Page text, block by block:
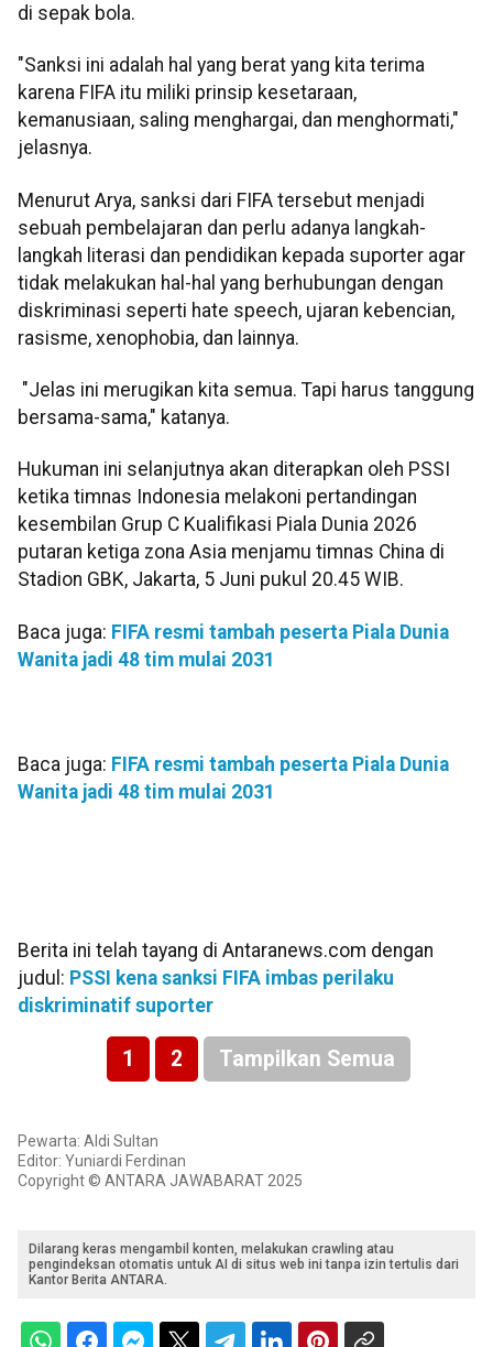
di sepak bola.
"Sanksi ini adalah hal yang berat yang kita terima
karena FIFA itu miliki prinsip kesetaraan,
kemanusiaan, saling menghargai, dan menghormati,"
jelasnya.
Menurut Arya, sanksi dari FIFA tersebut menjadi
sebuah pembelajaran dan perlu adanya langkah-
langkah literasi dan pendidikan kepada suporter agar
tidak melakukan hal-hal yang berhubungan dengan
diskriminasi seperti hate speech, ujaran kebencian,
rasisme, xenophobia, dan lainnya.
"Jelas ini merugikan kita semua. Tapi harus tanggung
bersama-sama," katanya.
Hukuman ini selanjutnya akan diterapkan oleh PSSI
ketika timnas Indonesia melakoni pertandingan
kesembilan Grup C Kualifikasi Piala Dunia 2026
putaran ketiga zona Asia menjamu timnas China di
Stadion GBK, Jakarta, 5 Juni pukul 20.45 WIB.
Baca juga: FIFA resmi tambah peserta Piala Dunia
Wanita jadi 48 tim mulai 2031
Baca juga: FIFA resmi tambah peserta Piala Dunia
Wanita jadi 48 tim mulai 2031
Berita ini telah tayang di Antaranews.com dengan
judul: PSSI kena sanksi FIFA imbas perilaku
diskriminatif suporter
1 2 Tampilkan Semua
Pewarta: Aldi Sultan
Editor: Yuniardi Ferdinan
Copyright © ANTARA JAWABARAT 2025
Dilarang keras mengambil konten, melakukan crawling atau
pengindeksan otomatis untuk AI di situs web ini tanpa izin tertulis dari
Kantor Berita ANTARA.